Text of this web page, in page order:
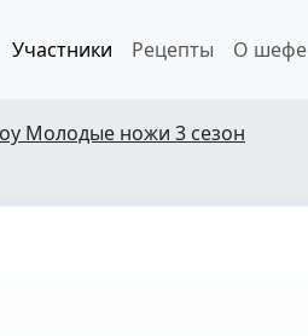
Участники Рецепты О шефе
Молодые ножи 3 сезон